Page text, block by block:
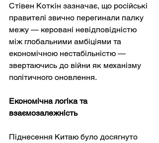
Стівен Коткін зазначає, що російські
правителі звично перегинали палку
межу — керовані невідповідністю
між глобальними амбіціями та
економічною нестабільністю —
звертаючись до війни як механізму
політичного оновлення.
Економічна логіка та
взаємозалежність
Піднесення Китаю було досягнуто